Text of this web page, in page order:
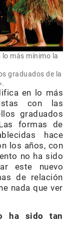
más mínimo la
graduados de la
en lo más
con las
graduados
formas de
hace
los años, con
no ha sido
este nuevo
de relación
nada que ver
ha sido tan